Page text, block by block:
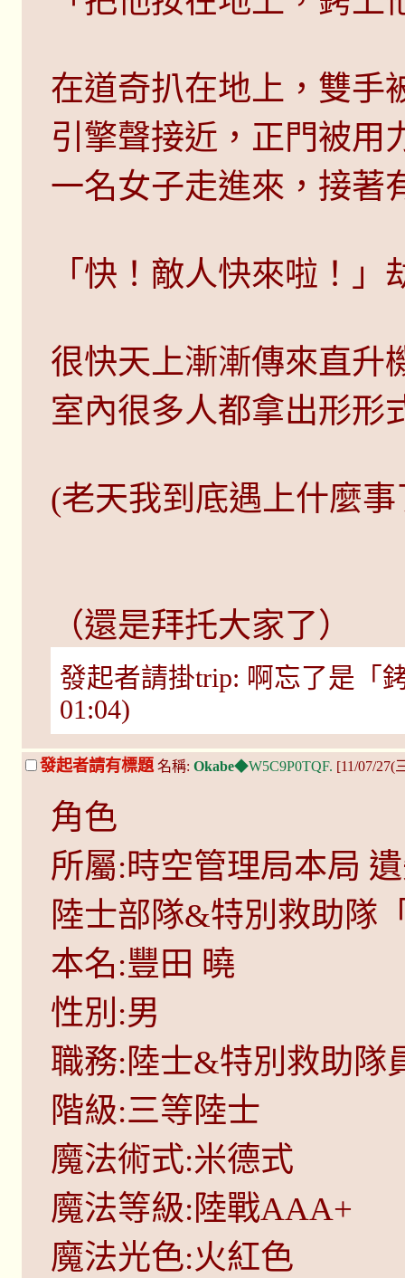
在道奇扒在地上，雙手
引擎聲接近，正門被用
一名女子走進來，接著
「快！敵人快來啦！
很快天上漸漸傳來直升
室內很多人都拿出形形
(老天我到底遇上什麼
（還是拜托大家了）
發起者請掛trip: 啊忘了是「
01:04)
發起者請有標題 名稱: Okabe◆W5C9P0TQF. [11/07/27(
角色
所屬:時空管理局本局
陸士部隊&特別救助隊
本名:豐田 曉
性別:男
職務:陸士&特別救助隊
階級:三等陸士
魔法術式:米德式
魔法等級:陸戰AAA+
魔法光色:火紅色